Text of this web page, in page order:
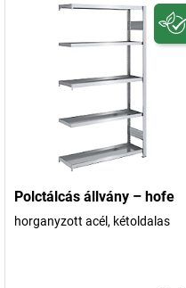
Polctálcás állvány – hofe
horganyzott acél, kétoldalas